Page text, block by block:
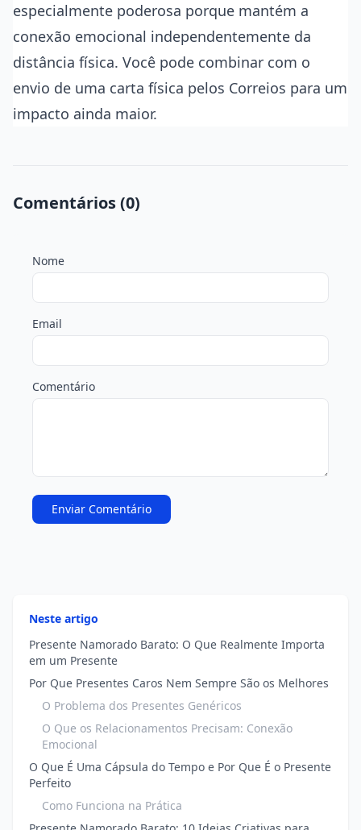
especialmente poderosa porque mantém a
conexão emocional independentemente da
distância física. Você pode combinar com o
envio de uma carta física pelos Correios para um
impacto ainda maior.
Comentários (0)
Nome
Email
Comentário
Enviar Comentário
Neste artigo
Presente Namorado Barato: O Que Realmente Importa
em um Presente
Por Que Presentes Caros Nem Sempre São os Melhores
O Problema dos Presentes Genéricos
O Que os Relacionamentos Precisam: Conexão
Emocional
O Que É Uma Cápsula do Tempo e Por Que É o Presente
Perfeito
Como Funciona na Prática